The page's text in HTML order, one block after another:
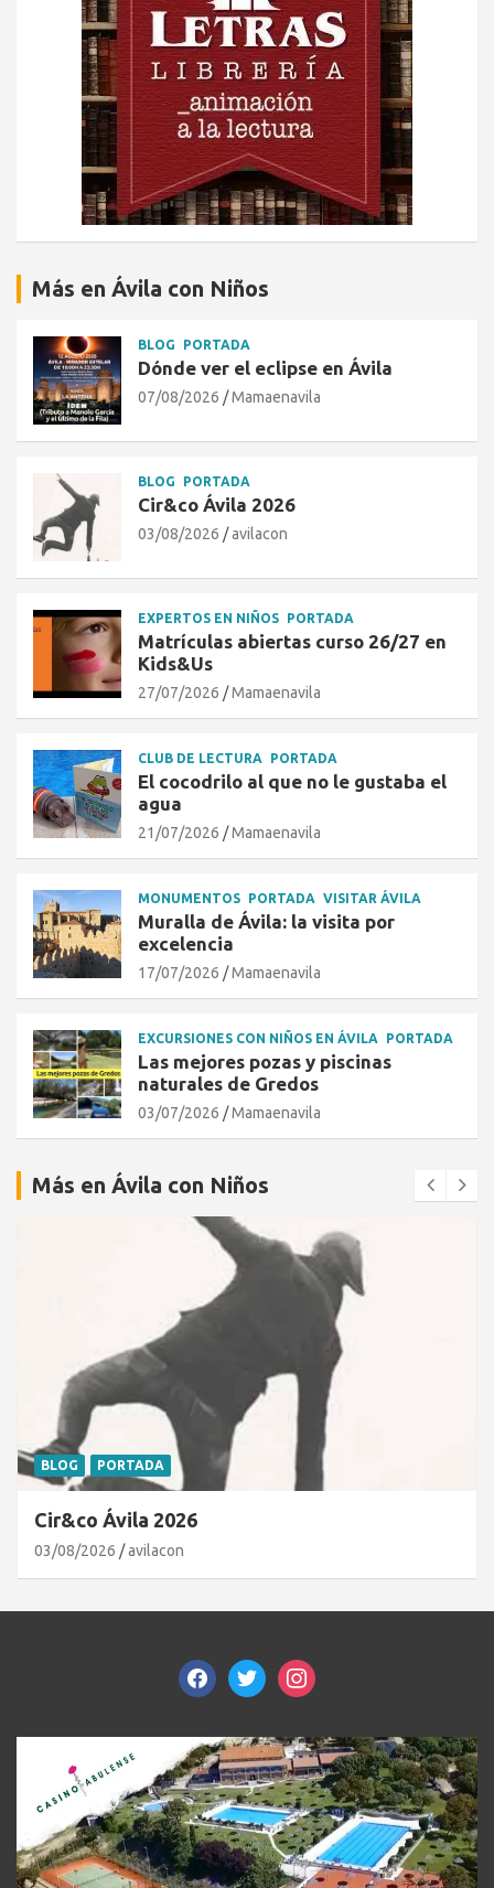
Más en Ávila con Niños
BLOG PORTADA
Dónde ver el eclipse en Ávila
07/08/2026 Mamaenavila
BLOG PORTADA
Cir&co Ávila 2026
03/08/2026 avilacon
EXPERTOS EN NIÑOS PORTADA
Matrículas abiertas curso 26/27 en
Kids&Us
27/07/2026 Mamaenavila
CLUB DE LECTURA PORTADA
El cocodrilo al que no le gustaba el
agua
21/07/2026 Mamaenavila
MONUMENTOS PORTADA VISITAR ÁVILA
Muralla de Ávila: la visita por
excelencia
17/07/2026 Mamaenavila
EXCURSIONES CON NIÑOS EN ÁVILA PORTADA
Las mejores pozas y piscinas
naturales de Gredos
03/07/2026 Mamaenavila
Más en Ávila con Niños
BLOG PORTADA
Cir&co Ávila 2026
03/08/2026 avilacon
facebooktwitterinstagram